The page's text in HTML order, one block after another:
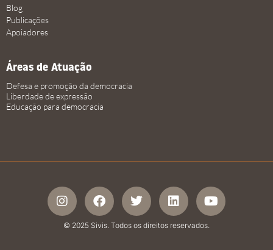
Blog
Publicações
Apoiadores
Áreas de Atuação
Defesa e promoção da democracia
Liberdade de expressão
Educação para democracia
© 2025 Sivis. Todos os direitos reservados.